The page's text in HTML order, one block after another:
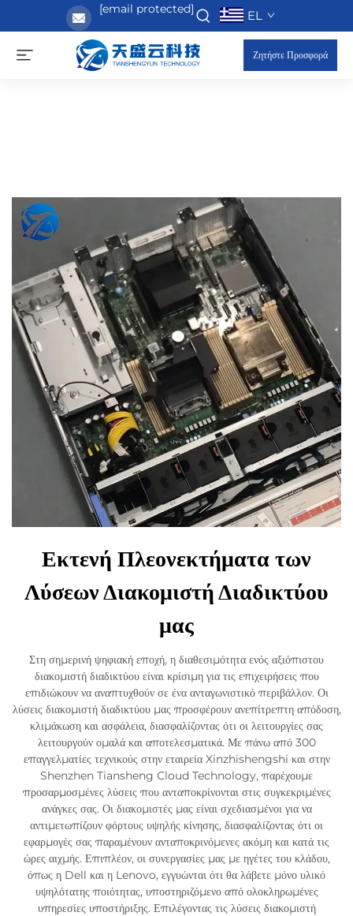
[email protected] EL
Ζητήστε Προσφορά
Εκτενή Πλεονεκτήματα των
Λύσεων Διακομιστή Διαδικτύου
μας
Στη σημερινή ψηφιακή εποχή, η διαθεσιμότητα ενός αξιόπιστου
διακομιστή διαδικτύου είναι κρίσιμη για τις επιχειρήσεις που
επιδιώκουν να αναπτυχθούν σε ένα ανταγωνιστικό περιβάλλον. Οι
λύσεις διακομιστή διαδικτύου μας προσφέρουν ανεπίτρεπτη απόδοση,
κλιμάκωση και ασφάλεια, διασφαλίζοντας ότι οι λειτουργίες σας
λειτουργούν ομαλά και αποτελεσματικά. Με πάνω από 300
επαγγελματίες τεχνικούς στην εταιρεία Xinzhishengshi και στην
Shenzhen Tiansheng Cloud Technology, παρέχουμε
προσαρμοσμένες λύσεις που ανταποκρίνονται στις συγκεκριμένες
ανάγκες σας. Οι διακομιστές μας είναι σχεδιασμένοι για να
αντιμετωπίζουν φόρτους υψηλής κίνησης, διασφαλίζοντας ότι οι
εφαρμογές σας παραμένουν ανταποκρινόμενες ακόμη και κατά τις
ώρες αιχμής. Επιπλέον, οι συνεργασίες μας με ηγέτες του κλάδου,
όπως η Dell και η Lenovo, εγγυώνται ότι θα λάβετε μόνο υλικό
υψηλότατης ποιότητας, υποστηριζόμενο από ολοκληρωμένες
υπηρεσίες υποστήριξης. Επιλέγοντας τις λύσεις διακομιστή